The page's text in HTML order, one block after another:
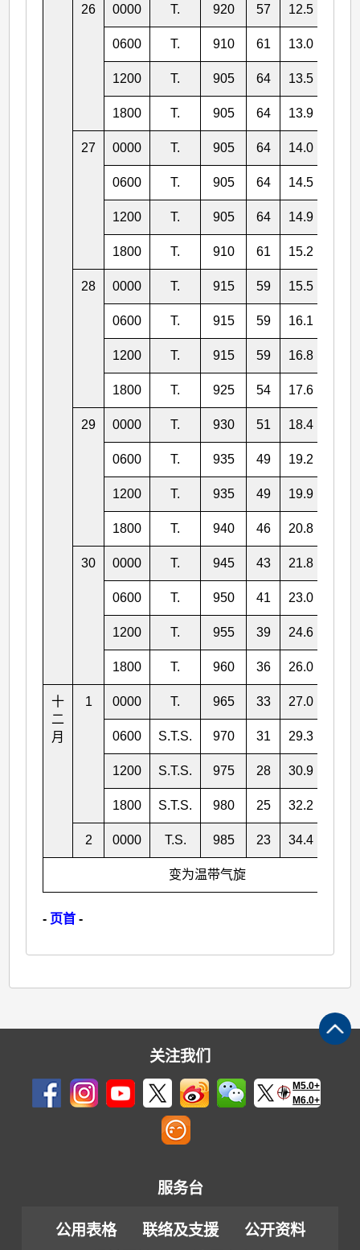
26 0000 T. 920 57 12.5
0600 T. 910 61 13.0
1200 T. 905 64 13.5
1800 T. 905 64 13.9
27 0000 T. 905 64 14.0
0600 T. 905 64 14.5
1200 T. 905 64 14.9
1800 T. 910 61 15.2
28 0000 T. 915 59 15.5
0600 T. 915 59 16.1
1200 T. 915 59 16.8
1800 T. 925 54 17.6
29 0000 T. 930 51 18.4
0600 T. 935 49 19.2
1200 T. 935 49 19.9
1800 T. 940 46 20.8
30 0000 T. 945 43 21.8
0600 T. 950 41 23.0
1200 T. 955 39 24.6
1800 T. 960 36 26.0
十
二
月
1 0000 T. 965 33 27.0
0600 S.T.S. 970 31 29.3
1200 S.T.S. 975 28 30.9
1800 S.T.S. 980 25 32.2
2 0000 T.S. 985 23 34.4
变为温带气旋
- 页首 -
关注我们
M5.0+
M6.0+
服务台
公用表格 联络及支援
公开资料